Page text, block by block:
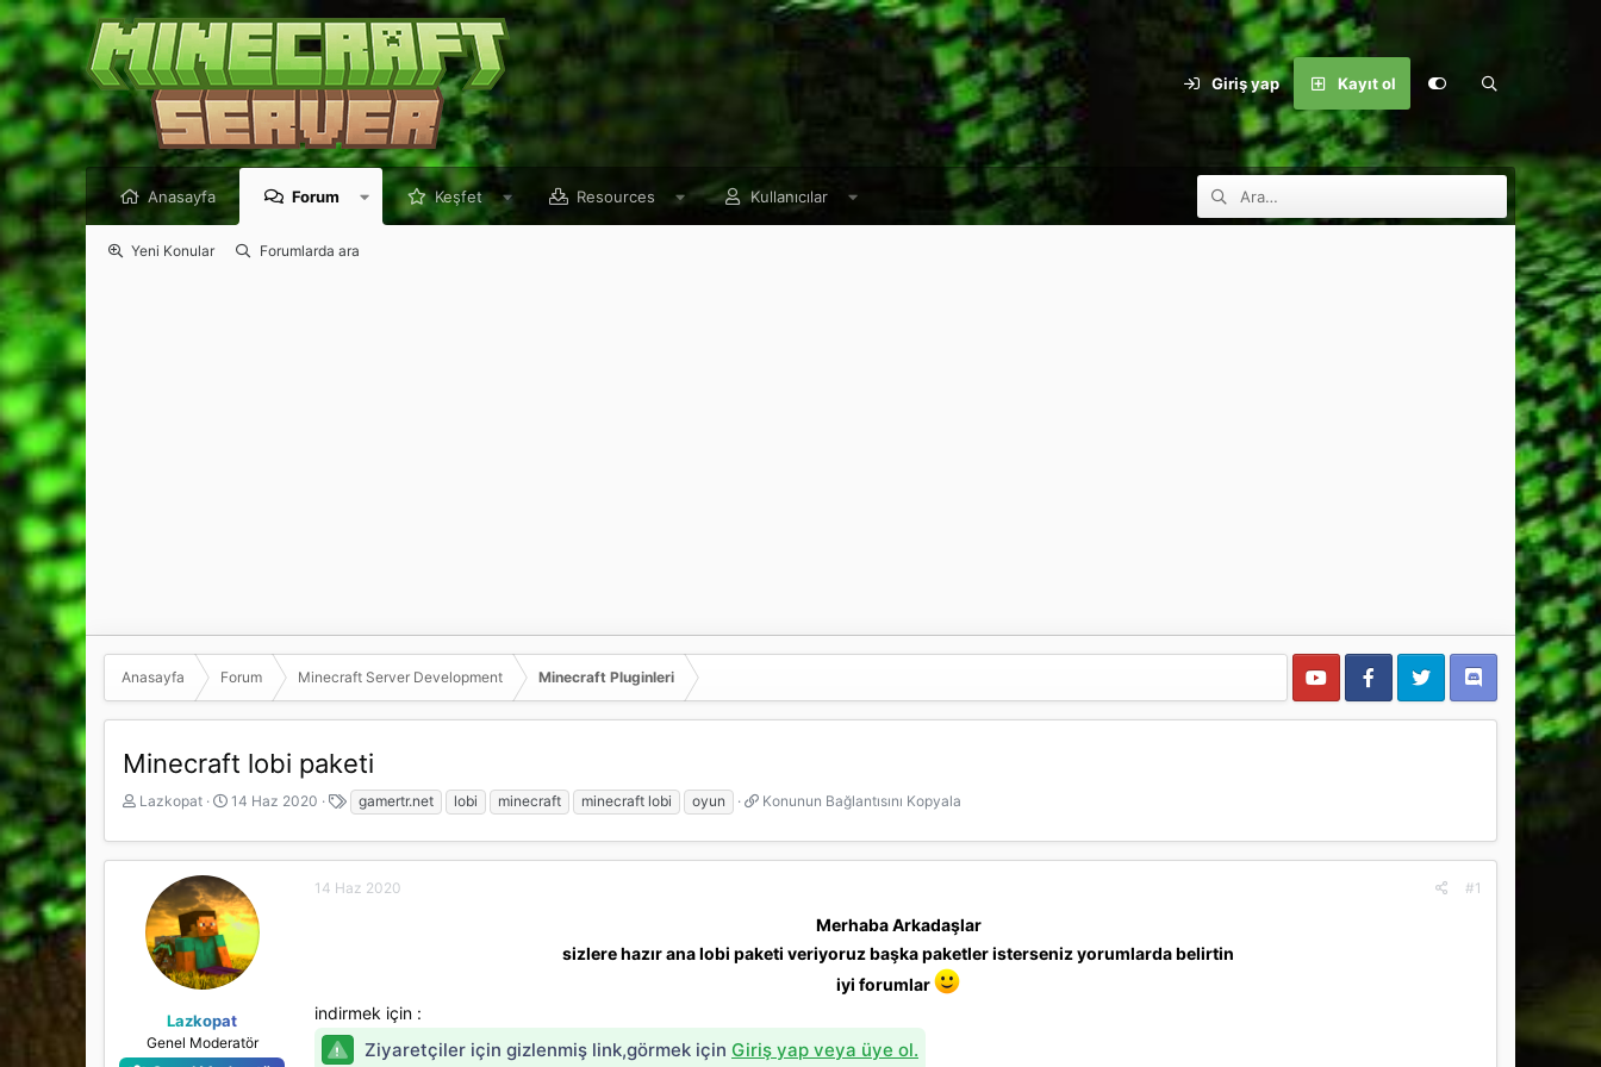
Giriş yap Kayıt ol
Anasayfa Forum Keşfet Resources Kullanıcılar
Yeni Konular Forumlarda ara
Anasayfa Forum Minecraft Server Development Minecraft Pluginleri
Minecraft lobi paketi
K
n
b
u
b
t
Lazkopat
B
ş
l
a
n
g
ı
ç
a
i
14 Haz 2020
i
k
e
gamertr.net lobi minecraft minecraft lobi oyun
K
n
u
B
n
Konunun Bağlantısını Kopyala
Lazkopat
Genel Moderatör
14 Haz 2020 #1
Merhaba Arkadaşlar
sizlere hazır ana lobi paketi veriyoruz başka paketler isterseniz yorumlarda belirtin
iyi forumlar
indirmek için :
Ziyaretçiler için gizlenmiş link,görmek için Giriş yap veya üye ol.